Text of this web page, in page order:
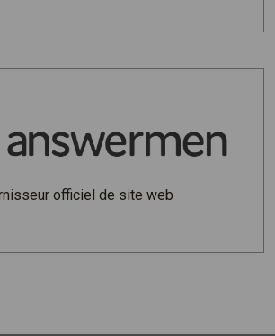
officiel de site web